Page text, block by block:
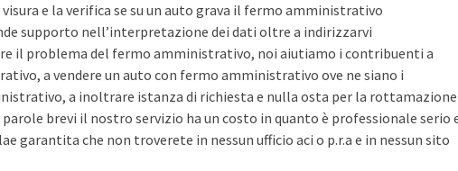
e la verifica se su un auto grava il fermo amministrativo
supporto nell’interpretazione dei dati oltre a indirizzarvi
il problema del fermo amministrativo, noi aiutiamo i contribuenti a
a vendere un auto con fermo amministrativo ove ne siano i
a inoltrare istanza di richiesta e nulla osta per la rottamazione
brevi il nostro servizio ha un costo in quanto è professionale serio
garantita che non troverete in nessun ufficio aci o p.r.a e in nessun sito